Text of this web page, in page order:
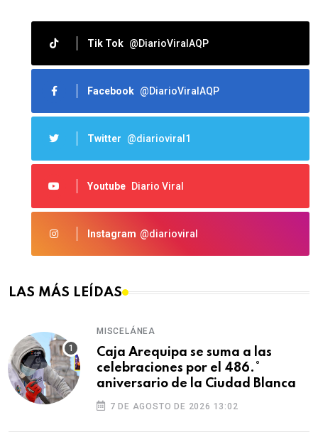
Tik Tok @DiarioViralAQP
Facebook @DiarioViralAQP
Twitter @diarioviral1
Youtube Diario Viral
Instagram @diarioviral
LAS MÁS LEÍDAS
MISCELÁNEA
Caja Arequipa se suma a las
celebraciones por el 486.°
aniversario de la Ciudad Blanca
7 DE AGOSTO DE 2026 13:02